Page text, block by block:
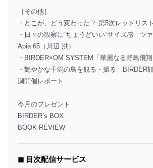
［その他］
・どこが、どう変わった？ 第5次レッドリス
・日々の観察に“ちょうどいい”サイズ感 ツ
Apia 65（川辺 洪）
・BIRDER×OM SYSTEM「華麗なる野鳥飛
・艶やかな干潟の鳥を観る・撮る BIRDER
瀬開催レポート
今月のプレゼント
BIRDER’s BOX
BOOK REVIEW
◼︎ 目次配信サービス